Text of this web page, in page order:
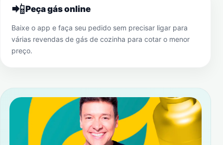
📲Peça gás online
Baixe o app e faça seu pedido sem precisar ligar para
várias revendas de gás de cozinha para cotar o menor
preço.